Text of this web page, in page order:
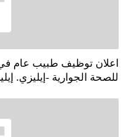
اعلان توظيف طبيب عام
للصحة الجوارية -إيليزي.